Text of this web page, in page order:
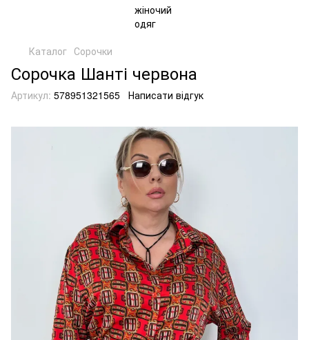
Каталог Сорочки
Сорочка Шанті червона
Артикул: 578951321565 Написати відгук